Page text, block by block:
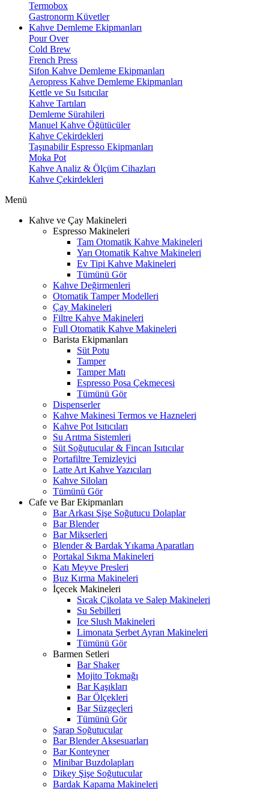
Termobox
Gastronorm Küvetler
Kahve Demleme Ekipmanları
Pour Over
Cold Brew
French Press
Sifon Kahve Demleme Ekipmanları
Aeropress Kahve Demleme Ekipmanları
Kettle ve Su Isıtıcılar
Kahve Tartıları
Demleme Sürahileri
Manuel Kahve Öğütücüler
Kahve Çekirdekleri
Taşınabilir Espresso Ekipmanları
Moka Pot
Kahve Analiz & Ölçüm Cihazları
Kahve Çekirdekleri
Menü
Kahve ve Çay Makineleri
Espresso Makineleri
Tam Otomatik Kahve Makineleri
Yarı Otomatik Kahve Makineleri
Ev Tipi Kahve Makineleri
Tümünü Gör
Kahve Değirmenleri
Otomatik Tamper Modelleri
Çay Makineleri
Filtre Kahve Makineleri
Full Otomatik Kahve Makineleri
Barista Ekipmanları
Süt Potu
Tamper
Tamper Matı
Espresso Posa Çekmecesi
Tümünü Gör
Dispenserler
Kahve Makinesi Termos ve Hazneleri
Kahve Pot Isıtıcıları
Su Arıtma Sistemleri
Süt Soğutucular & Fincan Isıtıcılar
Portafiltre Temizleyici
Latte Art Kahve Yazıcıları
Kahve Siloları
Tümünü Gör
Cafe ve Bar Ekipmanları
Bar Arkası Şişe Soğutucu Dolaplar
Bar Blender
Bar Mikserleri
Blender & Bardak Yıkama Aparatları
Portakal Sıkma Makineleri
Katı Meyve Presleri
Buz Kırma Makineleri
İçecek Makineleri
Sıcak Çikolata ve Salep Makineleri
Su Sebilleri
Ice Slush Makineleri
Limonata Şerbet Ayran Makineleri
Tümünü Gör
Barmen Setleri
Bar Shaker
Mojito Tokmağı
Bar Kaşıkları
Bar Ölçekleri
Bar Süzgeçleri
Tümünü Gör
Şarap Soğutucular
Bar Blender Aksesuarları
Bar Konteyner
Minibar Buzdolapları
Dikey Şişe Soğutucular
Bardak Kapama Makineleri